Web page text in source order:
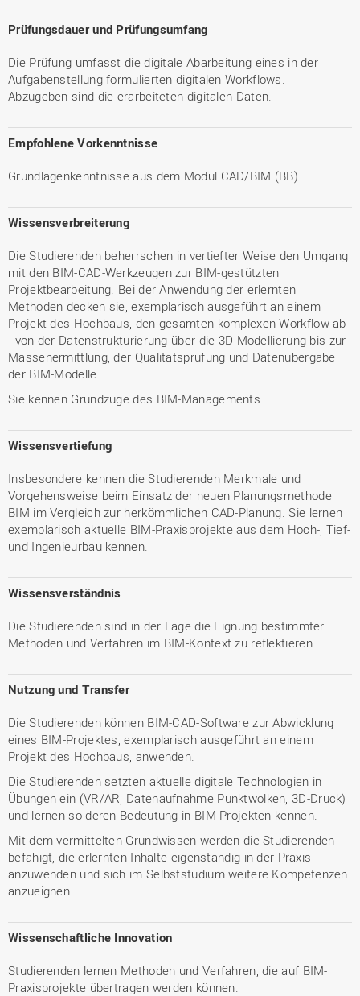
Prüfungsdauer und Prüfungsumfang
Die Prüfung umfasst die digitale Abarbeitung eines in der
Aufgabenstellung formulierten digitalen Workflows.
Abzugeben sind die erarbeiteten digitalen Daten.
Empfohlene Vorkenntnisse
Grundlagenkenntnisse aus dem Modul CAD/BIM (BB)
Wissensverbreiterung
Die Studierenden beherrschen in vertiefter Weise den Umgang
mit den BIM-CAD-Werkzeugen zur BIM-gestützten
Projektbearbeitung. Bei der Anwendung der erlernten
Methoden decken sie, exemplarisch ausgeführt an einem
Projekt des Hochbaus, den gesamten komplexen Workflow ab
- von der Datenstrukturierung über die 3D-Modellierung bis zur
Massenermittlung, der Qualitätsprüfung und Datenübergabe
der BIM-Modelle.
Sie kennen Grundzüge des BIM-Managements.
Wissensvertiefung
Insbesondere kennen die Studierenden Merkmale und
Vorgehensweise beim Einsatz der neuen Planungsmethode
BIM im Vergleich zur herkömmlichen CAD-Planung. Sie lernen
exemplarisch aktuelle BIM-Praxisprojekte aus dem Hoch-, Tief-
und Ingenieurbau kennen.
Wissensverständnis
Die Studierenden sind in der Lage die Eignung bestimmter
Methoden und Verfahren im BIM-Kontext zu reflektieren.
Nutzung und Transfer
Die Studierenden können BIM-CAD-Software zur Abwicklung
eines BIM-Projektes, exemplarisch ausgeführt an einem
Projekt des Hochbaus, anwenden.
Die Studierenden setzten aktuelle digitale Technologien in
Übungen ein (VR/AR, Datenaufnahme Punktwolken, 3D-Druck)
und lernen so deren Bedeutung in BIM-Projekten kennen.
Mit dem vermittelten Grundwissen werden die Studierenden
befähigt, die erlernten Inhalte eigenständig in der Praxis
anzuwenden und sich im Selbststudium weitere Kompetenzen
anzueignen.
Wissenschaftliche Innovation
Studierenden lernen Methoden und Verfahren, die auf BIM-
Praxisprojekte übertragen werden können.